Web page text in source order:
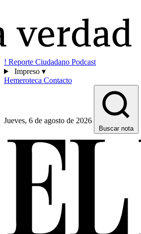
! Reporte Ciudadano Podcast
Impreso ▾
Hemeroteca Contacto
Jueves, 6 de agosto de 2026
Buscar nota